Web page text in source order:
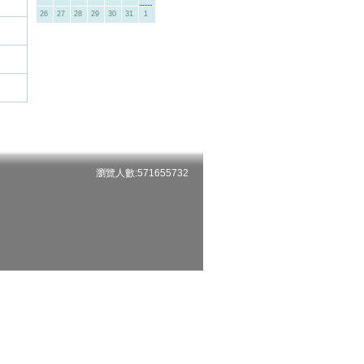
26 27 28 29 30 31 1
瀏覽人數:571655732